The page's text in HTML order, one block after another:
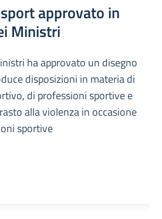
approvato in
Ministri
ha approvato un disegno
disposizioni in materia di
di professioni sportive e
alla violenza in occasione
sportive